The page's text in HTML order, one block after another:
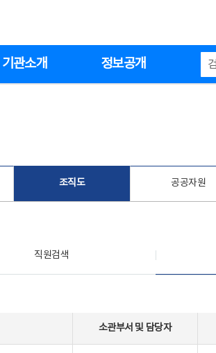
기관소개 정보공개
조직도 공공자원
직원검색
소관부서 및 담당자